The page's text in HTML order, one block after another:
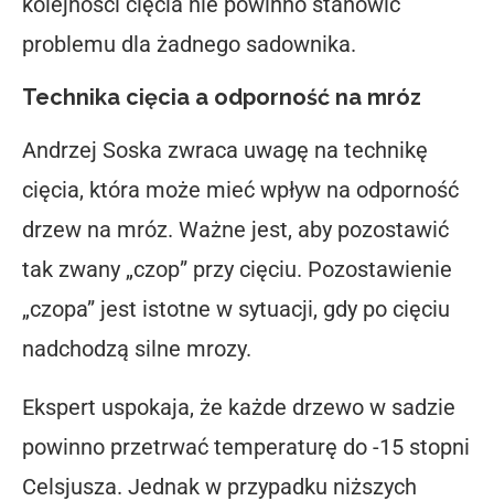
problemu dla żadnego sadownika.
Technika cięcia a odporność na mróz
Andrzej Soska zwraca uwagę na technikę
cięcia, która może mieć wpływ na odporność
drzew na mróz. Ważne jest, aby pozostawić
tak zwany „czop” przy cięciu. Pozostawienie
„czopa” jest istotne w sytuacji, gdy po cięciu
nadchodzą silne mrozy.
Ekspert uspokaja, że każde drzewo w sadzie
powinno przetrwać temperaturę do -15 stopni
Celsjusza. Jednak w przypadku niższych